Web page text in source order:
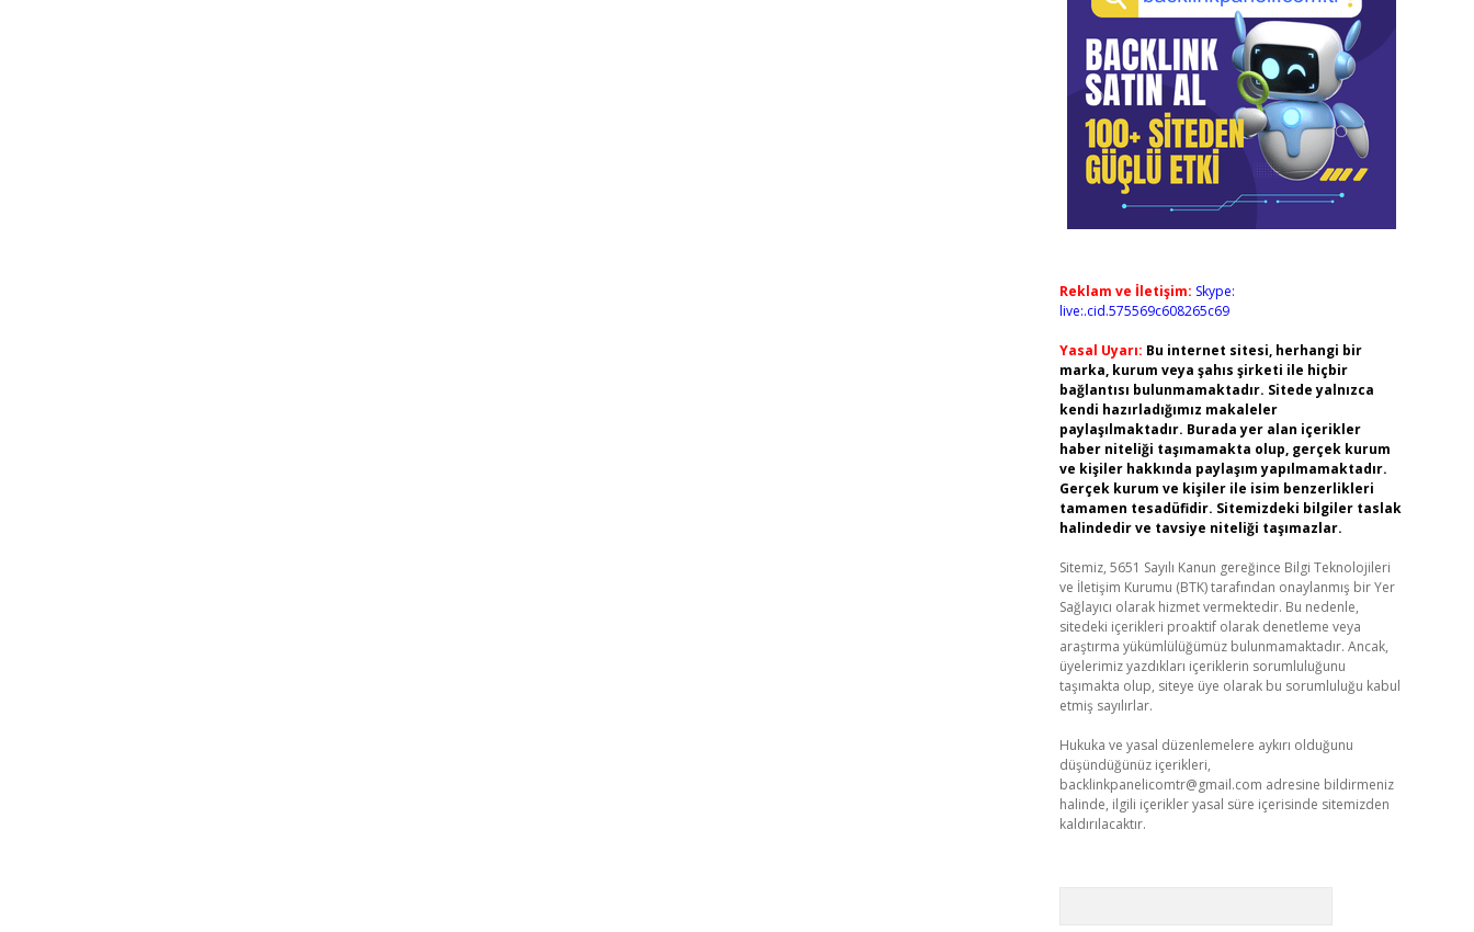
Reklam ve İletişim: Skype:
live:.cid.575569c608265c69
Yasal Uyarı: Bu internet sitesi, herhangi bir
marka, kurum veya şahıs şirketi ile hiçbir
bağlantısı bulunmamaktadır. Sitede yalnızca
kendi hazırladığımız makaleler
paylaşılmaktadır. Burada yer alan içerikler
haber niteliği taşımamakta olup, gerçek kurum
ve kişiler hakkında paylaşım yapılmamaktadır.
Gerçek kurum ve kişiler ile isim benzerlikleri
tamamen tesadüfidir. Sitemizdeki bilgiler taslak
halindedir ve tavsiye niteliği taşımazlar.
Sitemiz, 5651 Sayılı Kanun gereğince Bilgi Teknolojileri
ve İletişim Kurumu (BTK) tarafından onaylanmış bir Yer
Sağlayıcı olarak hizmet vermektedir. Bu nedenle,
sitedeki içerikleri proaktif olarak denetleme veya
araştırma yükümlülüğümüz bulunmamaktadır. Ancak,
üyelerimiz yazdıkları içeriklerin sorumluluğunu
taşımakta olup, siteye üye olarak bu sorumluluğu kabul
etmiş sayılırlar.
Hukuka ve yasal düzenlemelere aykırı olduğunu
düşündüğünüz içerikleri,
backlinkpanelicomtr@gmail.com adresine bildirmeniz
halinde, ilgili içerikler yasal süre içerisinde sitemizden
kaldırılacaktır.